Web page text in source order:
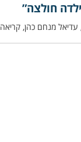
חולצה”